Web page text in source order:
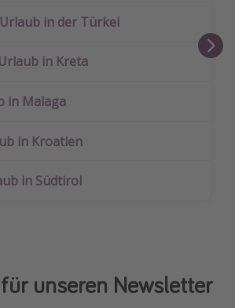
in der Türkei
in Kreta
in Malaga
in Kroatien
in Südtirol
unseren Newsletter